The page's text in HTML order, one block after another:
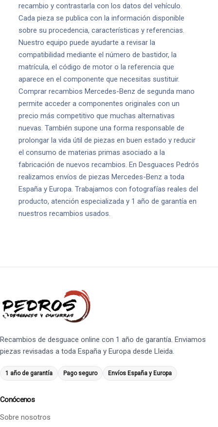
recambio y contrastarla con los datos del vehículo.
Cada pieza se publica con la información disponible
sobre su procedencia, características y referencias.
Nuestro equipo puede ayudarte a revisar la
compatibilidad mediante el número de bastidor, la
matrícula, el código de motor o la referencia que
aparece en el componente que necesitas sustituir.
Comprar recambios Mercedes-Benz de segunda mano
permite acceder a componentes originales con un
precio más competitivo que muchas alternativas
nuevas. También supone una forma responsable de
prolongar la vida útil de piezas en buen estado y reducir
el consumo de materias primas asociado a la
fabricación de nuevos recambios. En Desguaces Pedrós
realizamos envíos de piezas Mercedes-Benz a toda
España y Europa. Trabajamos con fotografías reales del
producto, atención especializada y 1 año de garantía en
nuestros recambios usados.
Recambios de desguace online con 1 año de garantía. Enviamos
piezas revisadas a toda España y Europa desde Lleida.
1 año de garantía Pago seguro Envíos España y Europa
Conócenos
Sobre nosotros